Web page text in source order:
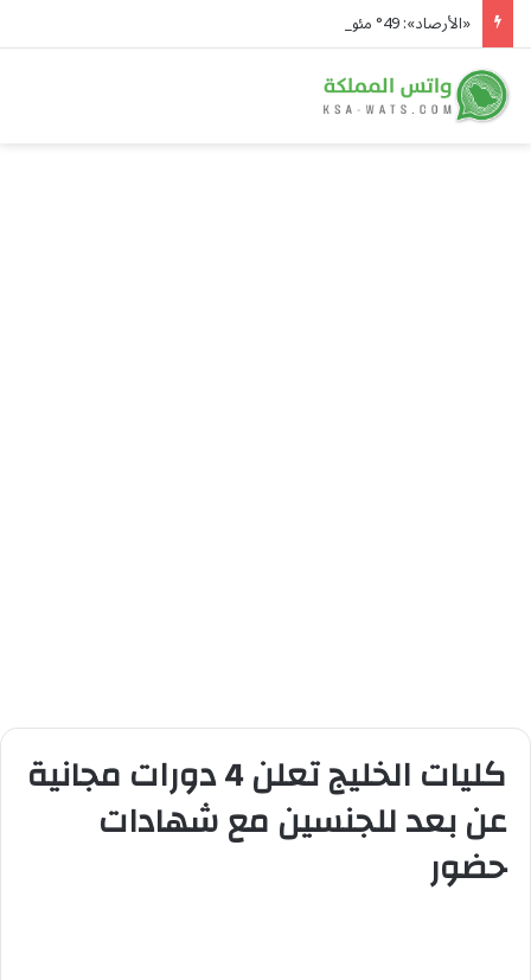
كليات الخليج تعلن 4 دورات مجانية
عن بعد للجنسين مع شهادات
حضور